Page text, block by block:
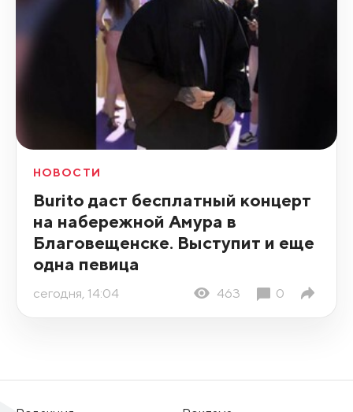
НОВОСТИ
Burito даст бесплатный концерт
на набережной Амура в
Благовещенске. Выступит и еще
одна певица
сегодня, 14:04 463 0